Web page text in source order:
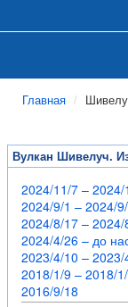
Главная
Вулкан Шивелуч.
2024/11/7 – 2024/
2024/9/1 – 2024/
2024/8/17 – 2024/
2024/4/26 – до
2023/4/10 – 2023/
2018/1/9 – 2018/
2016/9/18